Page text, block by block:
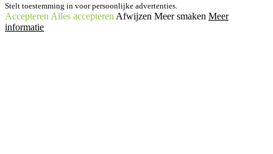
Stelt toestemming in voor persoonlijke advertenties.
Accepteren Alles accepteren Afwijzen Meer smaken Meer
informatie